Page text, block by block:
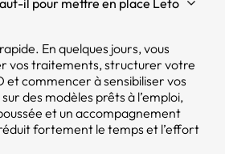
il pour mettre en place Leto
En quelques jours, vous
vos traitements, structurer votre
et commencer à sensibiliser vos
des modèles prêts à l’emploi,
et un accompagnement
fortement le temps et l’effort